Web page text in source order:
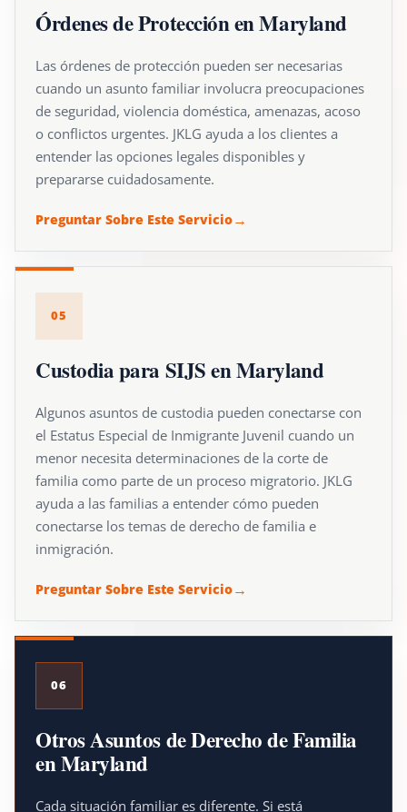
Órdenes de Protección en Maryland
Las órdenes de protección pueden ser necesarias
cuando un asunto familiar involucra preocupaciones
de seguridad, violencia doméstica, amenazas, acoso
o conflictos urgentes. JKLG ayuda a los clientes a
entender las opciones legales disponibles y
prepararse cuidadosamente.
Preguntar Sobre Este Servicio
05
Custodia para SIJS en Maryland
Algunos asuntos de custodia pueden conectarse con
el Estatus Especial de Inmigrante Juvenil cuando un
menor necesita determinaciones de la corte de
familia como parte de un proceso migratorio. JKLG
ayuda a las familias a entender cómo pueden
conectarse los temas de derecho de familia e
inmigración.
Preguntar Sobre Este Servicio
06
Otros Asuntos de Derecho de Familia
en Maryland
Cada situación familiar es diferente. Si está